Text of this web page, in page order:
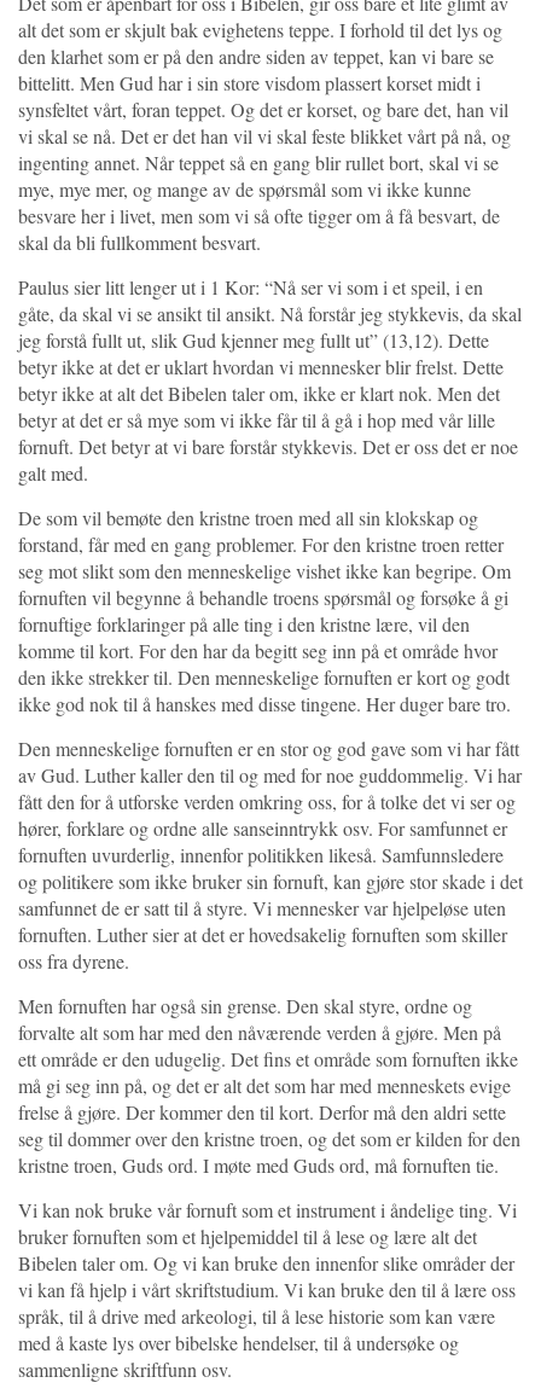
alt det som er skjult bak evighetens teppe. I forhold til det lys og
den klarhet som er på den andre siden av teppet, kan vi bare se
bittelitt. Men Gud har i sin store visdom plassert korset midt i
synsfeltet vårt, foran teppet. Og det er korset, og bare det, han vil
vi skal se nå. Det er det han vil vi skal feste blikket vårt på nå, og
ingenting annet. Når teppet så en gang blir rullet bort, skal vi se
mye, mye mer, og mange av de spørsmål som vi ikke kunne
besvare her i livet, men som vi så ofte tigger om å få besvart, de
skal da bli fullkomment besvart.
Paulus sier litt lenger ut i 1 Kor: “Nå ser vi som i et speil, i en
gåte, da skal vi se ansikt til ansikt. Nå forstår jeg stykkevis, da skal
jeg forstå fullt ut, slik Gud kjenner meg fullt ut” (13,12). Dette
betyr ikke at det er uklart hvordan vi mennesker blir frelst. Dette
betyr ikke at alt det Bibelen taler om, ikke er klart nok. Men det
betyr at det er så mye som vi ikke får til å gå i hop med vår lille
fornuft. Det betyr at vi bare forstår stykkevis. Det er oss det er noe
galt med.
De som vil bemøte den kristne troen med all sin klokskap og
forstand, får med en gang problemer. For den kristne troen retter
seg mot slikt som den menneskelige vishet ikke kan begripe. Om
fornuften vil begynne å behandle troens spørsmål og forsøke å gi
fornuftige forklaringer på alle ting i den kristne lære, vil den
komme til kort. For den har da begitt seg inn på et område hvor
den ikke strekker til. Den menneskelige fornuften er kort og godt
ikke god nok til å hanskes med disse tingene. Her duger bare tro.
Den menneskelige fornuften er en stor og god gave som vi har fått
av Gud. Luther kaller den til og med for noe guddommelig. Vi har
fått den for å utforske verden omkring oss, for å tolke det vi ser og
hører, forklare og ordne alle sanseinntrykk osv. For samfunnet er
fornuften uvurderlig, innenfor politikken likeså. Samfunnsledere
og politikere som ikke bruker sin fornuft, kan gjøre stor skade i det
samfunnet de er satt til å styre. Vi mennesker var hjelpeløse uten
fornuften. Luther sier at det er hovedsakelig fornuften som skiller
oss fra dyrene.
Men fornuften har også sin grense. Den skal styre, ordne og
forvalte alt som har med den nåværende verden å gjøre. Men på
ett område er den udugelig. Det fins et område som fornuften ikke
må gi seg inn på, og det er alt det som har med menneskets evige
frelse å gjøre. Der kommer den til kort. Derfor må den aldri sette
seg til dommer over den kristne troen, og det som er kilden for den
kristne troen, Guds ord. I møte med Guds ord, må fornuften tie.
Vi kan nok bruke vår fornuft som et instrument i åndelige ting. Vi
bruker fornuften som et hjelpemiddel til å lese og lære alt det
Bibelen taler om. Og vi kan bruke den innenfor slike områder der
vi kan få hjelp i vårt skriftstudium. Vi kan bruke den til å lære oss
språk, til å drive med arkeologi, til å lese historie som kan være
med å kaste lys over bibelske hendelser, til å undersøke og
sammenligne skriftfunn osv.